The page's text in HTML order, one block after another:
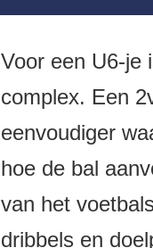
Voor een U6-je
complex. Een
eenvoudiger
hoe de bal
van het
dribbels en